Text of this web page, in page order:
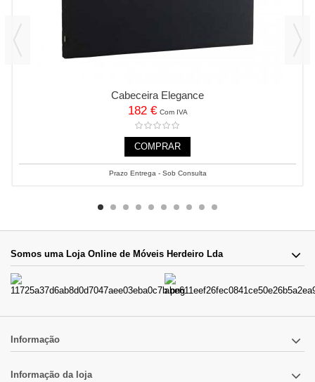
Cabeceira Elegance
182 € Com IVA
COMPRAR
Prazo Entrega - Sob Consulta
Somos uma Loja Online de Móveis Herdeiro Lda
Informação
Informação da loja